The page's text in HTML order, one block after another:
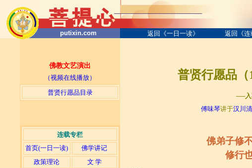
putixin.com 返回《一日一读》 返回《连
佛教文艺演出
（视频在线播放）
普贤行愿品目录
连载专栏
首页(一日一读)
佛学讲记
政策理论
文 学
普贤行愿品（
──入不
傅味琴讲于汉川
佛弟子修
修行